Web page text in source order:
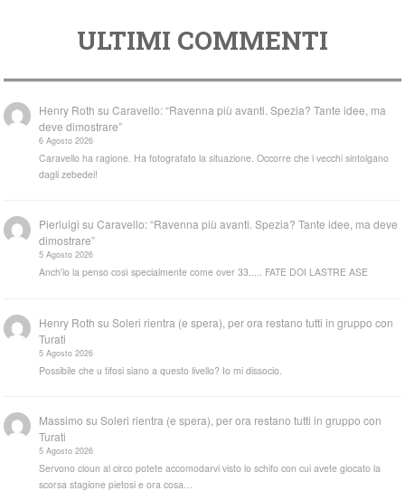
ULTIMI COMMENTI
Henry Roth suCaravello: “Ravenna più avanti. Spezia? Tante idee, ma
deve dimostrare”
6 Agosto 2026
Caravello ha ragione. Ha fotografato la situazione. Occorre che i vecchi sintolgano
dagli zebedei!
Pierluigi suCaravello: “Ravenna più avanti. Spezia? Tante idee, ma deve
dimostrare”
5 Agosto 2026
Anch'io la penso così specialmente come over 33..... FATE DOI LASTRE ASE
Henry Roth suSoleri rientra (e spera), per ora restano tutti in gruppo con
Turati
5 Agosto 2026
Possibile che u tifosi siano a questo livello? Io mi dissocio.
Massimo suSoleri rientra (e spera), per ora restano tutti in gruppo con
Turati
5 Agosto 2026
Servono cloun al circo potete accomodarvi visto lo schifo con cui avete giocato la
scorsa stagione pietosi e ora cosa…